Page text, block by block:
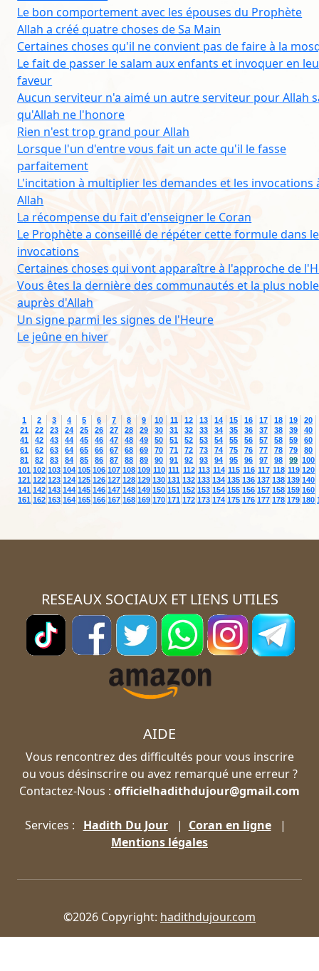
Le bon comportement avec les épouses du Prophète
Allah a créé quatre choses de Sa Main
Certaines choses qu'il ne convient pas de faire à la
Le fait de passer le salam aux enfants et invoquer en
faveur
Aucun serviteur n'a aimé un autre serviteur pour Allah
qu'Allah ne l'honore
Rien n'est trop grand pour Allah
Lorsque l'un d'entre vous fait un acte qu'il le fasse
parfaitement
L'incitation à multiplier les demandes et les invocations
Allah
La récompense du fait d'enseigner le Coran
Le Prophète a conseillé de répéter cette formule dans
invocations
Certaines choses qui vont apparaître à l'approche de
Vous êtes la dernière des communautés et la plus noble
auprès d'Allah
Un signe parmi les signes de l'Heure
Le jeûne en hiver
1 2 3 4 5 6 7 8 9 10 11 12 13 14 15 16 17 18 19
20
21
22 23 24 25 26 27 28 29 30 31 32 33 34 35 36 37 38 39
40
41
42 43 44 45 46 47 48 49 50 51 52 53 54 55 56 57 58 59
60
61
62 63 64 65 66 67 68 69 70 71 72 73 74 75 76 77 78 79
80
81
82 83 84 85 86 87 88 89 90 91 92 93 94 95 96 97 98 99 100
101 102 103 104 105 106 107 108 109 110 111 112 113 114 115 116 117 118 119 120
121 122 123 124 125 126 127 128 129 130 131 132 133 134 135 136 137 138 139 140
141 142 143 144 145 146 147 148 149 150 151 152 153 154 155 156 157 158 159 160
161 162 163 164 165 166 167 168 169 170 171 172 173 174 175 176 177 178 179 180
RESEAUX SOCIAUX ET LIENS UTILES
AIDE
Vous rencontrez des difficultés pour vous inscrire
ou vous désinscrire ou avez remarqué une erreur ?
Contactez-Nous : officielhadithdujour@gmail.com
Services : Hadith Du Jour| Coran en ligne|
Mentions légales
©2026 Copyright: hadithdujour.com